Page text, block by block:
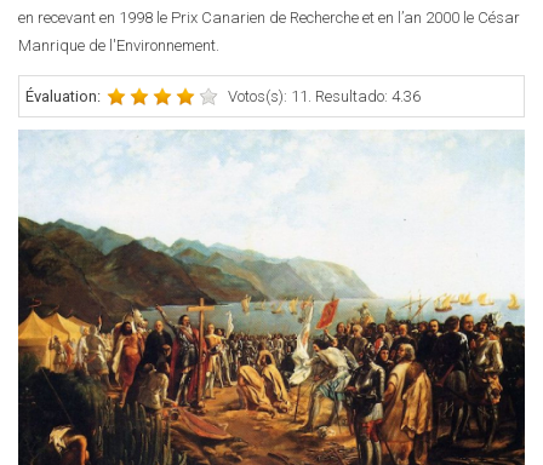
en recevant en 1998 le Prix Canarien de Recherche et en l’an 2000 le César
Manrique de l'Environnement.
Évaluation: Votos(s): 11. Resultado: 4.36